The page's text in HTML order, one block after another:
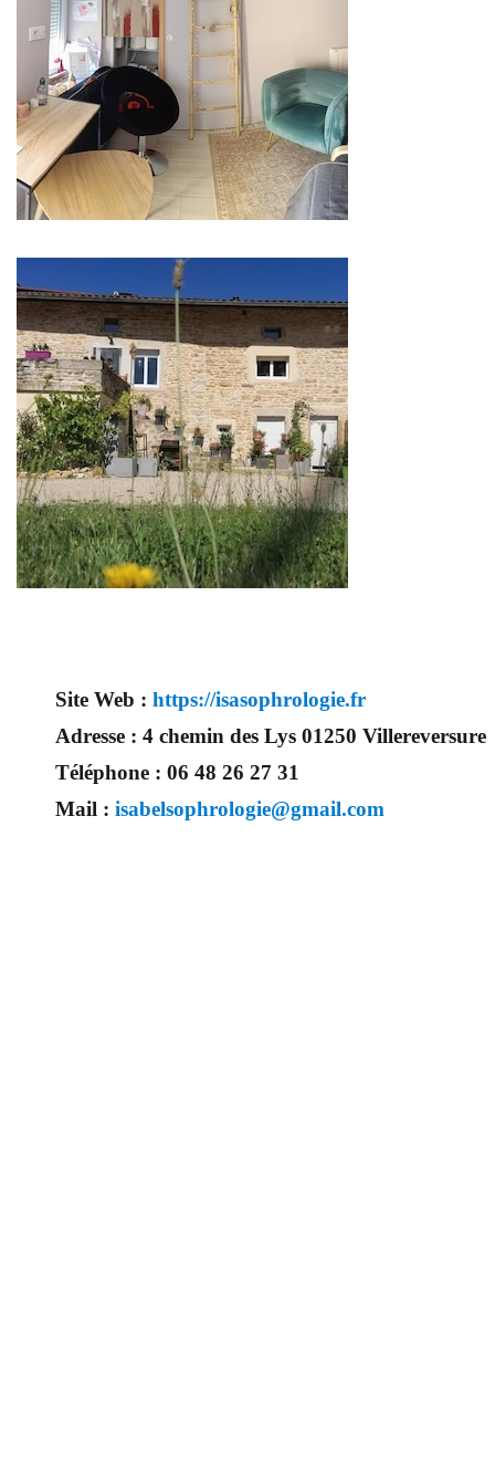
Site Web : https://isasophrologie.fr
Adresse : 4 chemin des Lys 01250 Villereversure
Téléphone : 06 48 26 27 31
Mail : isabelsophrologie@gmail.com